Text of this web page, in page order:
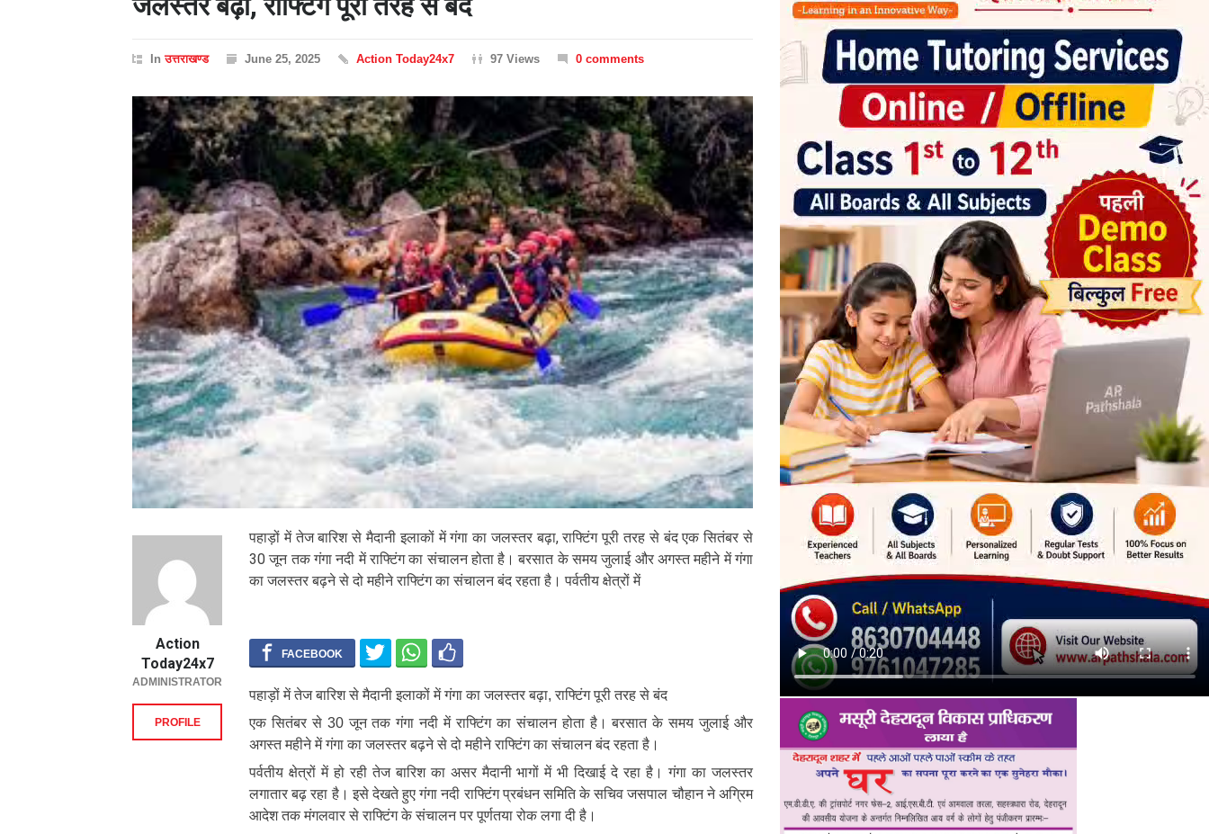
Inउत्तराखण्ड June 25, 2025 Action Today24x7 97 Views 0 comments
पहाड़ों में तेज बारिश से मैदानी इलाकों में गंगा का जलस्तर बढ़ा, राफ्टिंग पूरी तरह से बंद एक सितंबर से
30 जून तक गंगा नदी में राफ्टिंग का संचालन होता है। बरसात के समय जुलाई और अगस्त महीने में गंगा
का जलस्तर बढ़ने से दो महीने राफ्टिंग का संचालन बंद रहता है। पर्वतीय क्षेत्रों में
पहाड़ों में तेज बारिश से मैदानी इलाकों में गंगा का जलस्तर बढ़ा, राफ्टिंग पूरी तरह से बंद
एक सितंबर से 30 जून तक गंगा नदी में राफ्टिंग का संचालन होता है। बरसात के समय जुलाई और
अगस्त महीने में गंगा का जलस्तर बढ़ने से दो महीने राफ्टिंग का संचालन बंद रहता है।
पर्वतीय क्षेत्रों में हो रही तेज बारिश का असर मैदानी भागों में भी दिखाई दे रहा है। गंगा का जलस्तर
लगातार बढ़ रहा है। इसे देखते हुए गंगा नदी राफ्टिंग प्रबंधन समिति के सचिव जसपाल चौहान ने अग्रिम
आदेश तक मंगलवार से राफ्टिंग के संचालन पर पूर्णतया रोक लगा दी है।
Action
Today24x7
ADMINISTRATOR
PROFILE